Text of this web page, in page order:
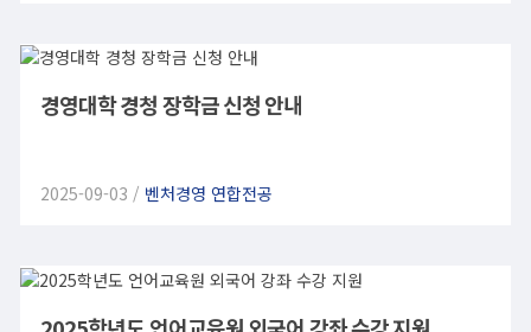
경영대학 경청 장학금 신청 안내
2025-09-03 / 벤처경영 연합전공